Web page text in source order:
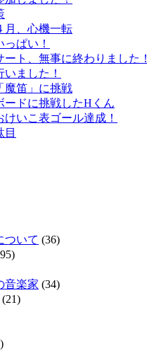
月、心機一転
ぱい！
ート、無事に終わりました！
ました！
魔笛」に挑戦
ードに挑戦したHくん
けいこ表ゴール達成！
目
ついて (36)
音楽家 (34)
(21)